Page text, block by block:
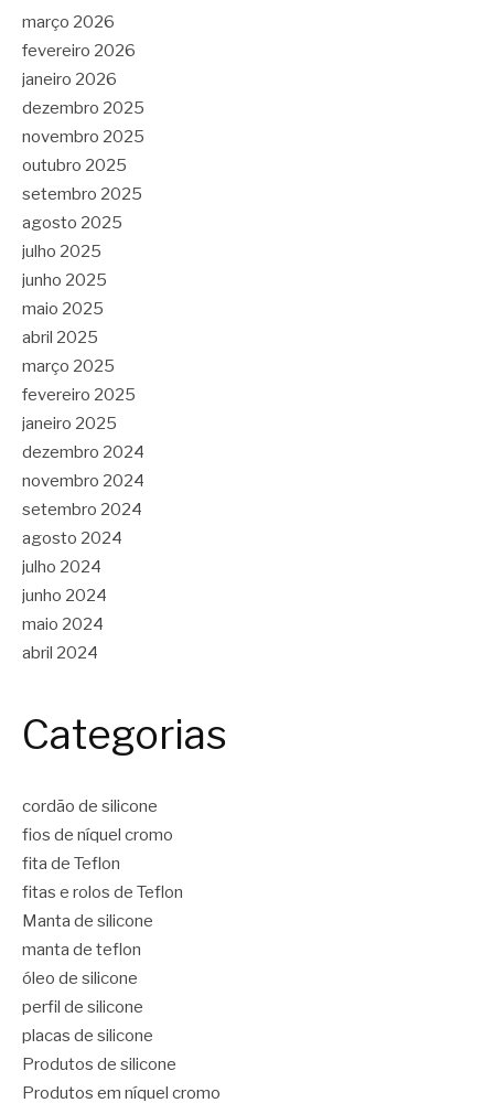
março 2026
fevereiro 2026
janeiro 2026
dezembro 2025
novembro 2025
outubro 2025
setembro 2025
agosto 2025
julho 2025
junho 2025
maio 2025
abril 2025
março 2025
fevereiro 2025
janeiro 2025
dezembro 2024
novembro 2024
setembro 2024
agosto 2024
julho 2024
junho 2024
maio 2024
abril 2024
Categorias
cordão de silicone
fios de níquel cromo
fita de Teflon
fitas e rolos de Teflon
Manta de silicone
manta de teflon
óleo de silicone
perfil de silicone
placas de silicone
Produtos de silicone
Produtos em níquel cromo